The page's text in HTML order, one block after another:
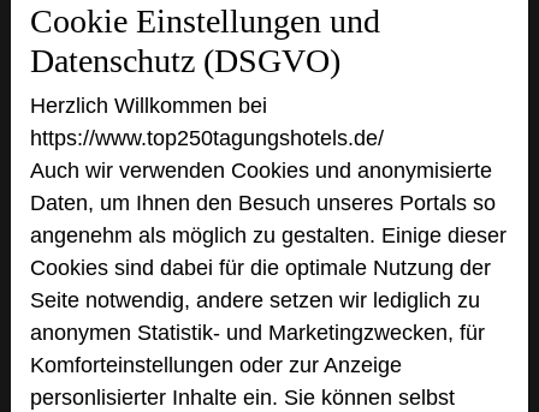
Cookie Einstellungen und
Datenschutz (DSGVO)
Herzlich Willkommen bei
https://www.top250tagungshotels.de/
Auch wir verwenden Cookies und anonymisierte
Daten, um Ihnen den Besuch unseres Portals so
angenehm als möglich zu gestalten. Einige dieser
Cookies sind dabei für die optimale Nutzung der
Seite notwendig, andere setzen wir lediglich zu
anonymen Statistik- und Marketingzwecken, für
Komforteinstellungen oder zur Anzeige
personlisierter Inhalte ein. Sie können selbst
Schloss Hasenwinkel Tagungshotel der
Wirtschaft
Am Schlosspark 2
19417 Hasenwinkel
phone +49 3847 66140
mail Email